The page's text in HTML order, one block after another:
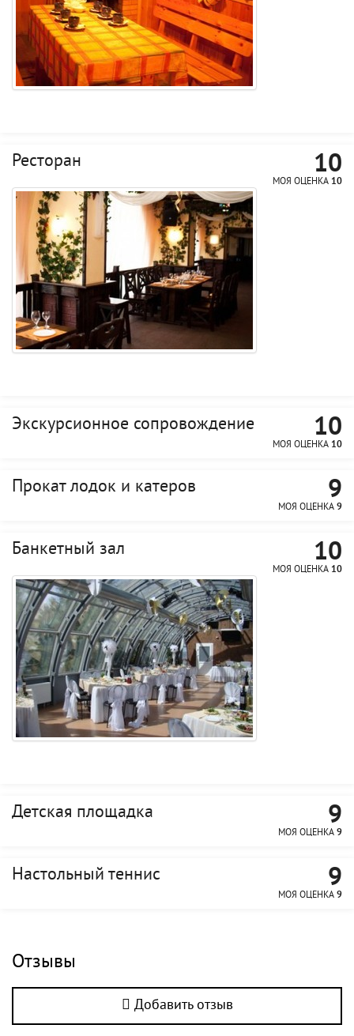
Ресторан 10
МОЯ ОЦЕНКА 10
Экскурсионное сопровождение 10
МОЯ ОЦЕНКА 10
Прокат лодок и катеров 9
МОЯ ОЦЕНКА 9
Банкетный зал 10
МОЯ ОЦЕНКА 10
Детская площадка 9
МОЯ ОЦЕНКА 9
Настольный теннис 9
МОЯ ОЦЕНКА 9
Отзывы
Добавить отзыв